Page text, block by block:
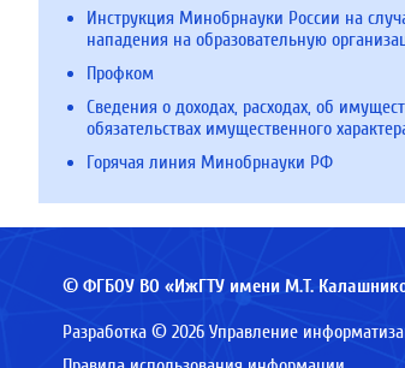
Инструкция Минобрнауки России на
нападения на образовательную
Профком
Сведения о доходах, расходах, об
обязательствах имущественного
Горячая линия Минобрнауки РФ
© ФГБОУ ВО «ИжГТУ имени М.Т.
Разработка © 2026 Управление